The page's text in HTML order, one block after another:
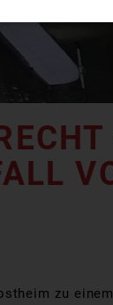
zu